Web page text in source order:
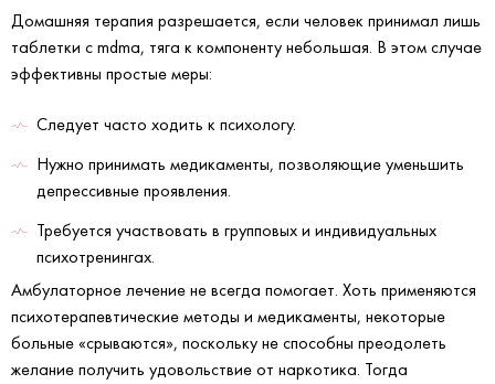
Домашняя терапия разрешается, если человек принимал лишь
таблетки с mdma, тяга к компоненту небольшая. В этом случае
эффективны простые меры:
Следует часто ходить к психологу.
Нужно принимать медикаменты, позволяющие уменьшить
депрессивные проявления.
Требуется участвовать в групповых и индивидуальных
психотренингах.
Амбулаторное лечение не всегда помогает. Хоть применяются
психотерапевтические методы и медикаменты, некоторые
больные «срываются», поскольку не способны преодолеть
желание получить удовольствие от наркотика. Тогда